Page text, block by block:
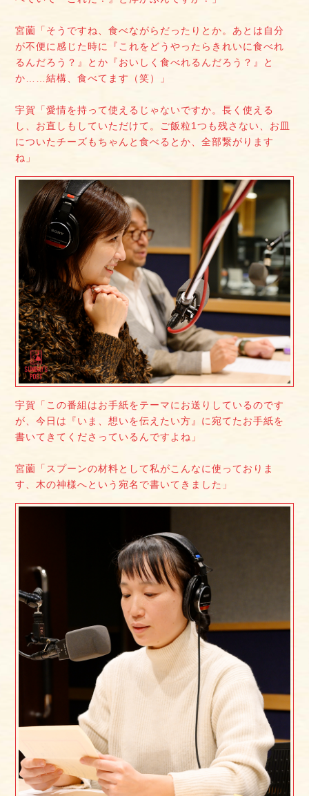
宮薗「そうですね、食べながらだったりとか。あとは自分
が不便に感じた時に『これをどうやったらきれいに食べれ
るんだろう？』とか『おいしく食べれるんだろう？』と
か……結構、食べてます（笑）」
宇賀「愛情を持って使えるじゃないですか。長く使える
し、お直しもしていただけて。ご飯粒1つも残さない、お皿
についたチーズもちゃんと食べるとか、全部繋がります
ね」
宇賀「この番組はお手紙をテーマにお送りしているのです
が、今日は『いま、想いを伝えたい方』に宛てたお手紙を
書いてきてくださっているんですよね」
宮薗「スプーンの材料として私がこんなに使っておりま
す、木の神様へという宛名で書いてきました」